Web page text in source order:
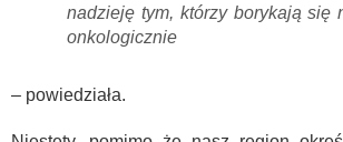
nadzieję tym, którzy borykają się
onkologicznie
– powiedziała.